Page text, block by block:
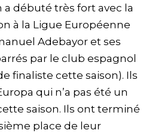
a débuté très fort avec la
à la Ligue Européenne
Adebayor et ses
par le club espagnol
finaliste cette saison). Ils
qui n’a pas été un
saison. Ils ont terminé
place de leur